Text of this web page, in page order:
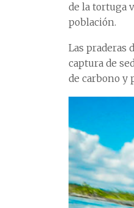
de la tortuga
población.
Las praderas
captura de
de carbono y